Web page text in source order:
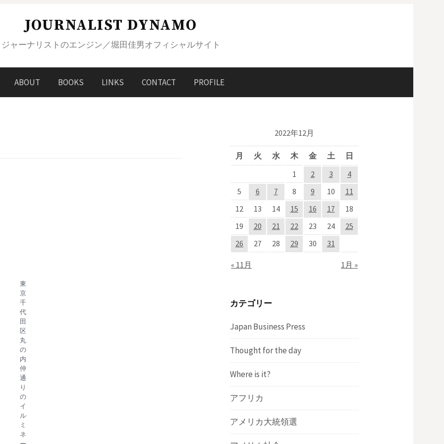
JOURNALIST DYNAMO
ジャーナリストのエンジン／堀田佳男オフィシャルサイト
ABOUT BOOKS LINKS CONTACT PROFILE
東
京
千
代
田
区
丸
の
内
仲
通
り
の
イ
ル
ミ
ネ
2022年12月
月 火 水 木 金 土 日
« 11月 1月 »
1 2 3
4
5
6 7 8 9 10
11
12
13 14 15 16 17
18
19
20 21 22 23 24
25
26
27 28 29 30 31
カテゴリー
Japan Business Press
Thought for the day
Where is it?
アフリカ
アメリカ大統領選